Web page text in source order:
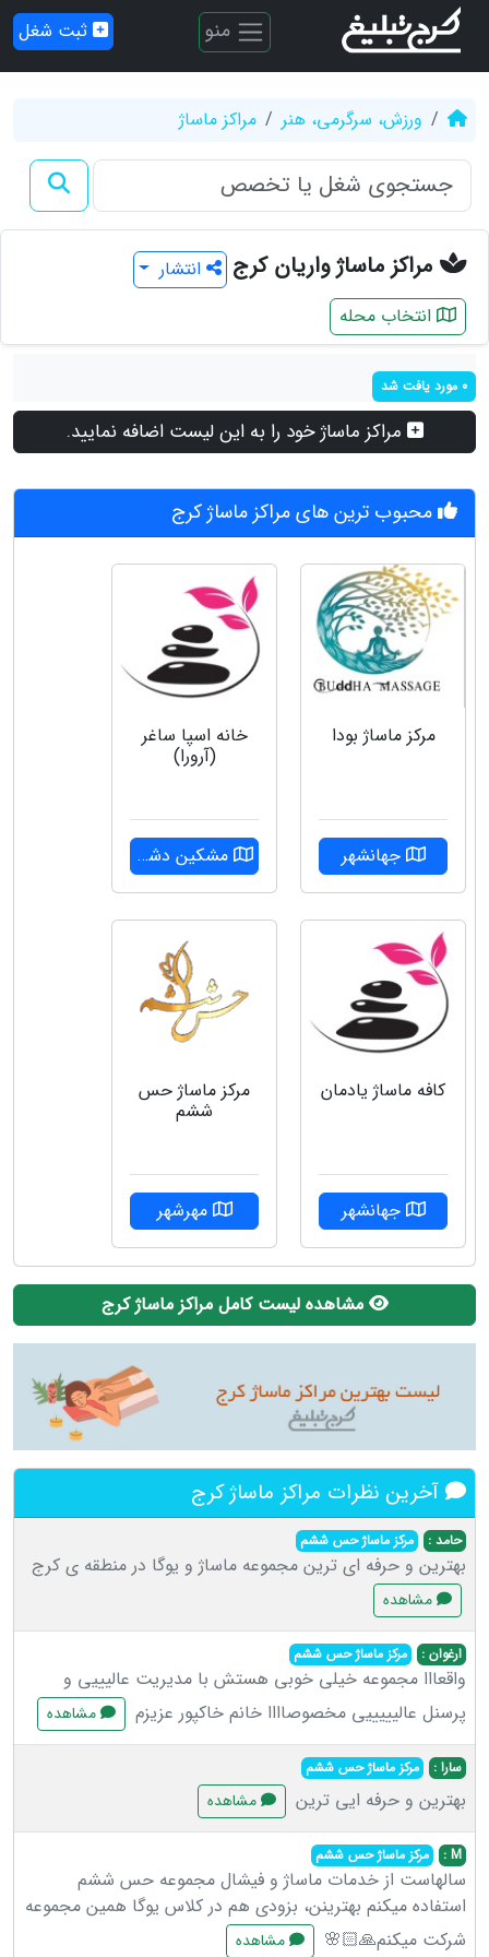
منو ثبت شغل
ورزش، سرگرمی، هنر مراکز ماساژ
مراکز ماساژ واریان کرج
انتشار
انتخاب محله
0 مورد یافت شد
مراکز ماساژ خود را به این لیست اضافه نمایید.
محبوب ترین های مراکز ماساژ کرج
مرکز ماساژ بودا
جهانشهر
خانه اسپا ساغر
(آرورا)
مشکین دشت
کافه ماساژ یادمان
جهانشهر
مرکز ماساژ حس
ششم
مهرشهر
مشاهده لیست کامل مراکز ماساژ کرج
آخرین نظرات مراکز ماساژ کرج
حامد : مرکز ماساژ حس ششم
بهترین و حرفه ای ترین مجموعه ماساژ و یوگا در منطقه ی کرج
مشاهده
ارغوان : مرکز ماساژ حس ششم
واقعااا مجموعه خیلی خوبی هستش با مدیریت عالیییی و
پرسنل عالیییییی مخصوصاااا خانم خاکپور عزیزم
مشاهده
سارا : مرکز ماساژ حس ششم
بهترین و حرفه ایی ترین مشاهده
M : مرکز ماساژ حس ششم
سالهاست از خدمات ماساژ و فیشال مجموعه حس ششم
استفاده میکنم بهترینن، بزودی هم در کلاس یوگا همین مجموعه
شرکت میکنم🙏🏻🌸
مشاهده